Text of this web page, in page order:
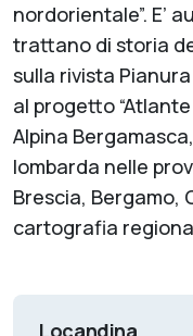
nordorientale”. E’
trattano di storia
sulla rivista
al progetto
Alpina
lombarda nelle
Brescia, Bergamo,
cartografia